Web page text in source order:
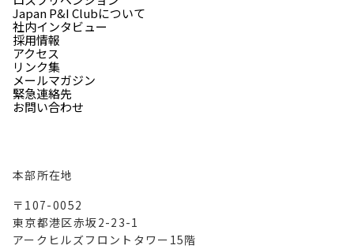
本部所在地
〒107-0052
東京都港区赤坂2-23-1
アークヒルズフロントタワー15階
社内インタビュー
緊急連絡先
採用情報
リンク集
アクセス
メールマガジン
Japan P&I Clubについて
お問い合わせ